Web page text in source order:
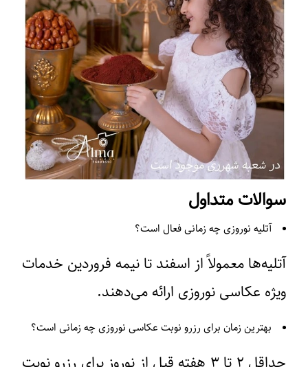
سوالات متداول
آتلیه نوروزی چه زمانی فعال است؟
آتلیه‌ها معمولاً از اسفند تا نیمه فروردین خدمات
ویژه عکاسی نوروزی ارائه می‌دهند.
بهترین زمان برای رزرو نوبت عکاسی نوروزی چه زمانی است؟